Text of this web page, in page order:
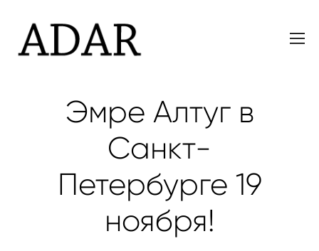
Эмре Алтуг в
Санкт-
Петербурге 19
ноября!